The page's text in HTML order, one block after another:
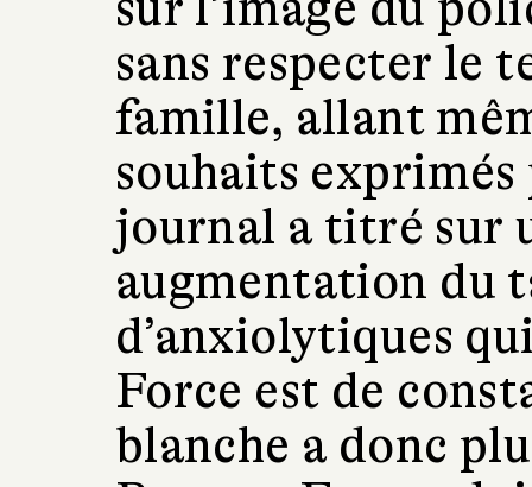
sans respecter le
famille, allant
souhaits
journal a titré sur
augmentation du
d’anxiolytiques
Force est de
blanche a donc